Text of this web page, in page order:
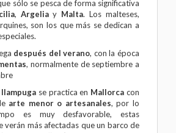
sólo se pesca de forma significativa
, Argeliay Malta. Los malteses,
son los que más se dedican a
después del verano, con la época
, normalmente de septiembre a
llampuga se practica en Mallorca con
arte menor o artesanales, por lo
es muy desfavorable, estas
verán más afectadas que un barco de